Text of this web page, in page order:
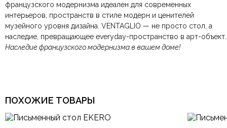
французского модернизма идеален для современных
интерьеров, пространств в стиле модерн и ценителей
музейного уровня дизайна. VENTAGLIO — не просто стол, а
наследие, превращающее everyday-пространство в арт-объект.
Наследие французского модернизма в вашем доме!
Материал столешницы
Итальянский, Кантри,
Лофт, Минимализм,
Комната
Онлайн оплата картой— быстрая и безопасная через
сайт.
Ваша общая оценка
Заголовок вашего отзыва
ПОХОЖИЕ ТОВАРЫ